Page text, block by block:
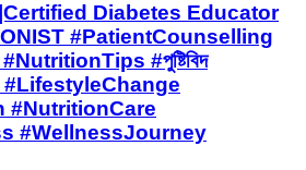
Diabetes Educator
#PatientCounselling
#পুষ্টিবিদ
#NutritionCare
#WellnessJourney